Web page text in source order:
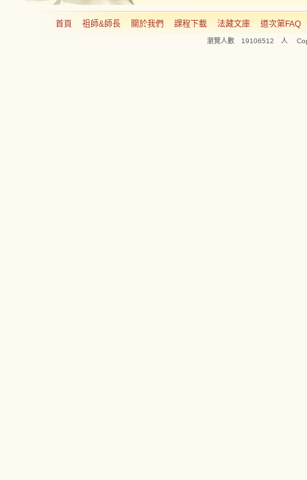
首頁 祖師&師長 關於我們 課程下載 法藏文庫 道次第FAQ
瀏覽人數 19106512 人